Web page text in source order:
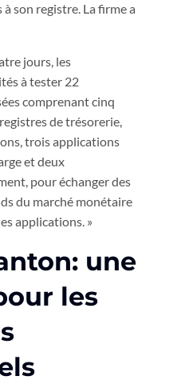
son registre. La firme a
jours, les
à tester 22
comprenant cinq
de trésorerie,
trois applications
et deux
pour échanger des
du marché monétaire
applications. »
une
les